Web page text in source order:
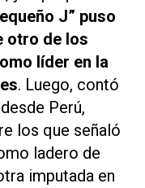
J” puso
otro de los
líder en la
. Luego, contó
Perú,
los que señaló
ladero de
imputada en